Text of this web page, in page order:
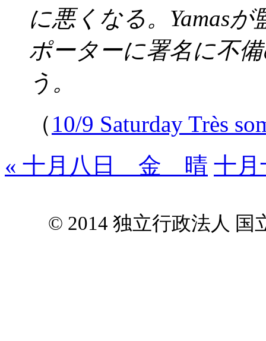
に悪くなる。Yamas
ポーターに署名に不
う。
（ 10/9 Saturday Très
« 十月八日 金 晴 十
© 2014 独立行政法人 国